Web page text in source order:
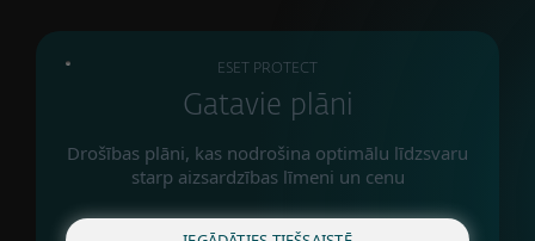
ESET PROTECT
Gatavie plāni
Drošības plāni, kas nodrošina optimālu līdzsvaru
starp aizsardzības līmeni un cenu